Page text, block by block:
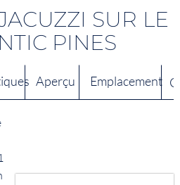
SUR LE
PINES
Aperçu Emplacement